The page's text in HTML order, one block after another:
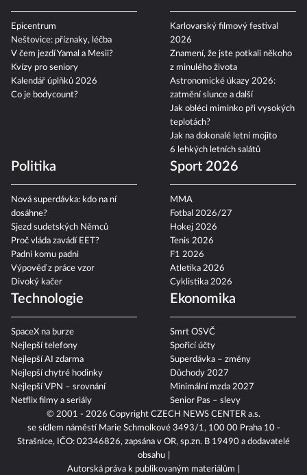
Epicentrum
Neštovice: příznaky, léčba
V čem jezdí Yamal a Mesii?
Kvízy pro seniory
Kalendář úplňků 2026
Co je bodycount?
Karlovarský filmový festival
2026
Znamení, že jste potkali někoho
z minulého života
Astronomické úkazy 2026:
zatmění slunce a další
Jak obléci miminko při vysokých
teplotách?
Jak na dokonalé letní mojito
6 lehkých letních salátů
Politika
Nová superdávka: kdo na ní
dosáhne?
Sjezd sudetských Němců
Proč vláda zavádí EET?
Padni komu padni
Výpověď z práce vzor
Divoký kačer
Sport 2026
MMA
Fotbal 2026/27
Hokej 2026
Tenis 2026
F1 2026
Atletika 2026
Cyklistika 2026
Technologie
SpaceX na burze
Nejlepší telefony
Nejlepší AI zdarma
Nejlepší chytré hodinky
Nejlepší VPN – srovnání
Netflix filmy a seriály
Ekonomika
Smrt OSVČ
Spořicí účty
Superdávka – změny
Důchody 2027
Minimální mzda 2027
Senior Pas – slevy
© 2001 - 2026 Copyright CZECH NEWS CENTER a.s.
se sídlem náměstí Marie Schmolkové 3493/1, 100 00 Praha 10 -
Strašnice, IČO: 02346826, zapsána v OR, sp.zn. B 19490 a dodavatelé
obsahu
Autorská práva k publikovaným materiálům